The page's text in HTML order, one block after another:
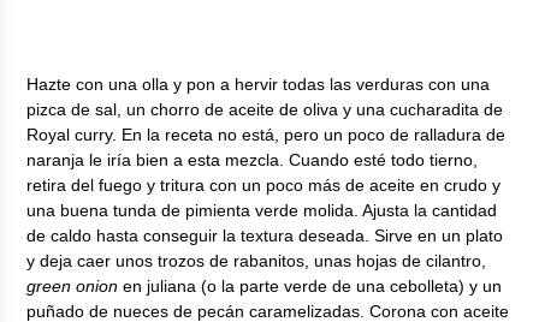
Hazte con una olla y pon a hervir todas las verduras con una
pizca de sal, un chorro de aceite de oliva y una cucharadita de
Royal curry. En la receta no está, pero un poco de ralladura de
naranja le iría bien a esta mezcla. Cuando esté todo tierno,
retira del fuego y tritura con un poco más de aceite en crudo y
una buena tunda de pimienta verde molida. Ajusta la cantidad
de caldo hasta conseguir la textura deseada. Sirve en un plato
y deja caer unos trozos de rabanitos, unas hojas de cilantro,
green onionen juliana (o la parte verde de una cebolleta) y un
puñado de nueces de pecán caramelizadas. Corona con aceite